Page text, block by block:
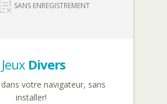
SANS ENREGISTREMENT
Jeux Divers
votre navigateur, sans
installer!